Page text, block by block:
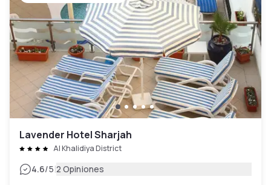
Lavender Hotel Sharjah
Al Khalidiya District
4.6/5|2 Opiniones